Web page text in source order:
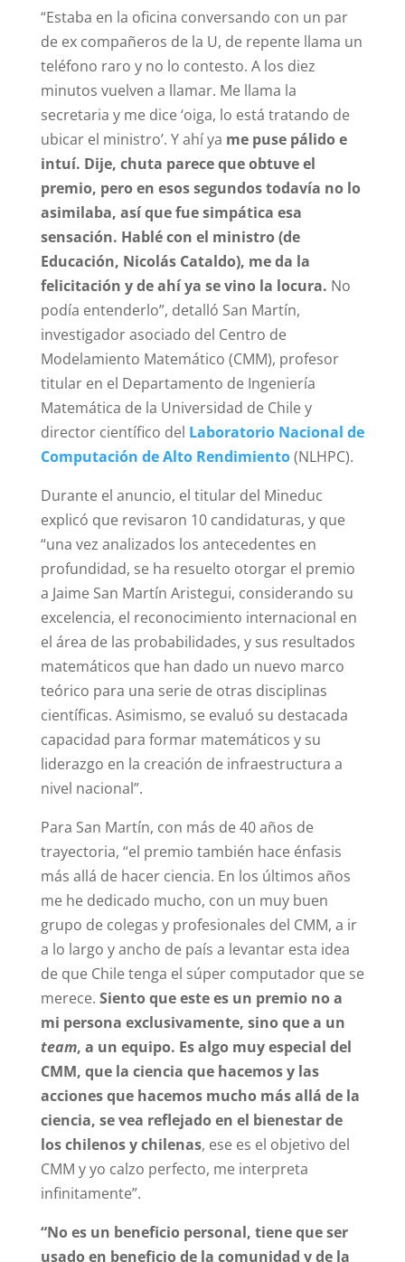
“Estaba en la oficina conversando con un par
de ex compañeros de la U, de repente llama un
teléfono raro y no lo contesto. A los diez
minutos vuelven a llamar. Me llama la
secretaria y me dice ‘oiga, lo está tratando de
ubicar el ministro’. Y ahí ya me puse pálido e
intuí. Dije, chuta parece que obtuve el
premio, pero en esos segundos todavía no lo
asimilaba, así que fue simpática esa
sensación. Hablé con el ministro (de
Educación, Nicolás Cataldo), me da la
felicitación y de ahí ya se vino la locura. No
podía entenderlo”, detalló San Martín,
investigador asociado del Centro de
Modelamiento Matemático (CMM), profesor
titular en el Departamento de Ingeniería
Matemática de la Universidad de Chile y
director científico del Laboratorio Nacional de
Computación de Alto Rendimiento(NLHPC).
Durante el anuncio, el titular del Mineduc
explicó que revisaron 10 candidaturas, y que
“una vez analizados los antecedentes en
profundidad, se ha resuelto otorgar el premio
a Jaime San Martín Aristegui, considerando su
excelencia, el reconocimiento internacional en
el área de las probabilidades, y sus resultados
matemáticos que han dado un nuevo marco
teórico para una serie de otras disciplinas
científicas. Asimismo, se evaluó su destacada
capacidad para formar matemáticos y su
liderazgo en la creación de infraestructura a
nivel nacional”.
Para San Martín, con más de 40 años de
trayectoria, “el premio también hace énfasis
más allá de hacer ciencia. En los últimos años
me he dedicado mucho, con un muy buen
grupo de colegas y profesionales del CMM, a ir
a lo largo y ancho de país a levantar esta idea
de que Chile tenga el súper computador que se
merece. Siento que este es un premio no a
mi persona exclusivamente, sino que a un
team, a un equipo. Es algo muy especial del
CMM, que la ciencia que hacemos y las
acciones que hacemos mucho más allá de la
ciencia, se vea reflejado en el bienestar de
los chilenos y chilenas, ese es el objetivo del
CMM y yo calzo perfecto, me interpreta
infinitamente”.
“No es un beneficio personal, tiene que ser
usado en beneficio de la comunidad y de la